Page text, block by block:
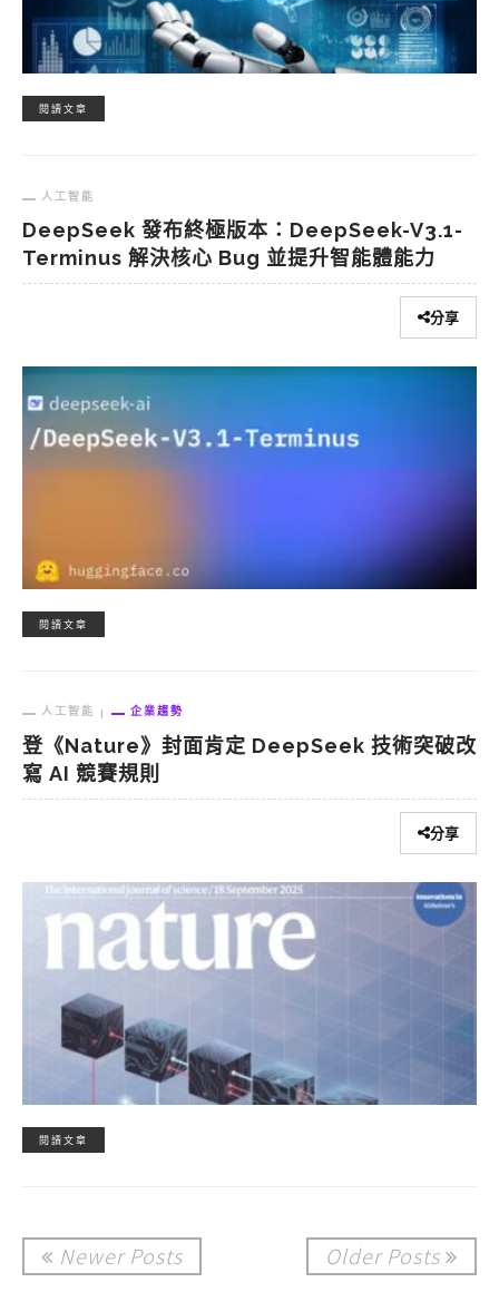
閱讀文章
人工智能
DeepSeek 發布終極版本：DeepSeek-V3.1-
Terminus 解決核心 Bug 並提升智能體能力
分享
閱讀文章
人工智能 企業趨勢
登《Nature》封面肯定 DeepSeek 技術突破改
寫 AI 競賽規則
分享
閱讀文章
Older Posts
Newer Posts